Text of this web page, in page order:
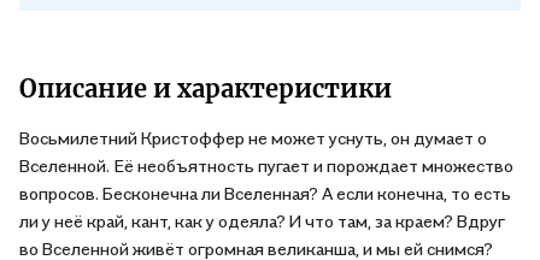
Описание и характеристики
Восьмилетний Кристоффер не может уснуть, он думает о
Вселенной. Её необъятность пугает и порождает множество
вопросов. Бесконечна ли Вселенная? А если конечна, то есть
ли у неё край, кант, как у одеяла? И что там, за краем? Вдруг
во Вселенной живёт огромная великанша, и мы ей снимся?